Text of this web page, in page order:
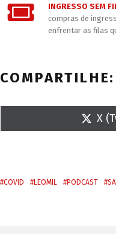
INGRESSO SEM
compras de
enfrentar as filas
COMPARTILHE:
S
h
n
X
COVID LEOMIL PODCAST